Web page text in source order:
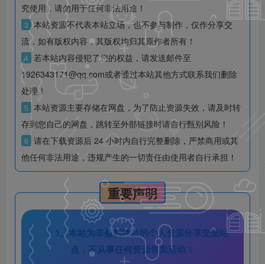
究使用，请勿用于任何非法用途！
3 本站资源不代表本站立场，也不参与制作，仅作分享交
流，如有版权内容，其版权均归其原作者所有！
4 若本站内容侵犯了您的权益，请发送邮件至
1926343171@qq.com或者通过本站其他方式联系我们删除
处理！
5 本站资源主要存储在网盘，为了防止资源失效，请及时转
存到您自己的网盘，跳转至外部链接时请自行甄别风险！
6 请在下载资源后 24 小时内自行完整删除，严禁商用或其
他任何非法用途，违规产生的一切责任由使用者自行承担！
重要声明
1、本站为非盈利性质的个人资源分享交流站
点，不从事任何资源售卖活动！